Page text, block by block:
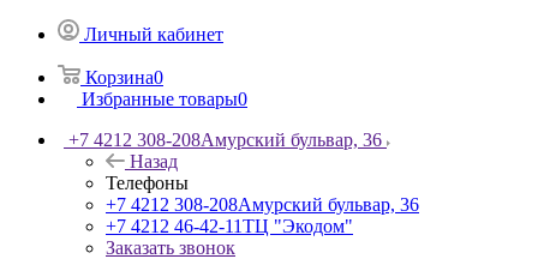
Личный кабинет
Корзина0
Избранные товары0
+7 4212 308-208Амурский бульвар, 36
Назад
Телефоны
+7 4212 308-208Амурский бульвар, 36
+7 4212 46-42-11ТЦ "Экодом"
Заказать звонок